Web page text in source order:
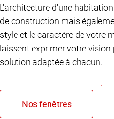
L'architecture d'une
de construction mais
style et le caractère de votre
laissent exprimer votre
solution adaptée à chacun.